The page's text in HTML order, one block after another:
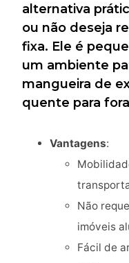
alternativa
ou não deseja
fixa. Ele é
um ambiente
mangueira de
quente para
Vantagens:
Não
imóveis
Fácil de